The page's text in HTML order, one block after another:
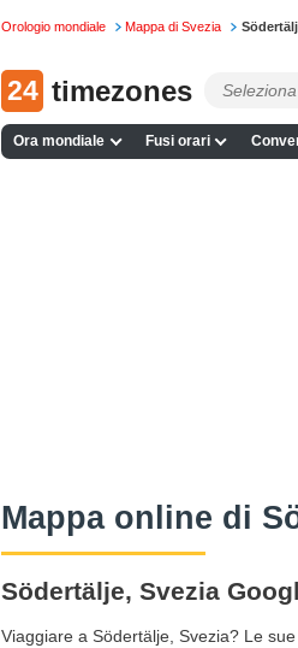
Orologio mondiale Mappa di Svezia
24 timezones
Ora mondiale Fusi orari
Mappa online di
Södertälje, Svezia
Viaggiare a Södertälje, Svezia? Le